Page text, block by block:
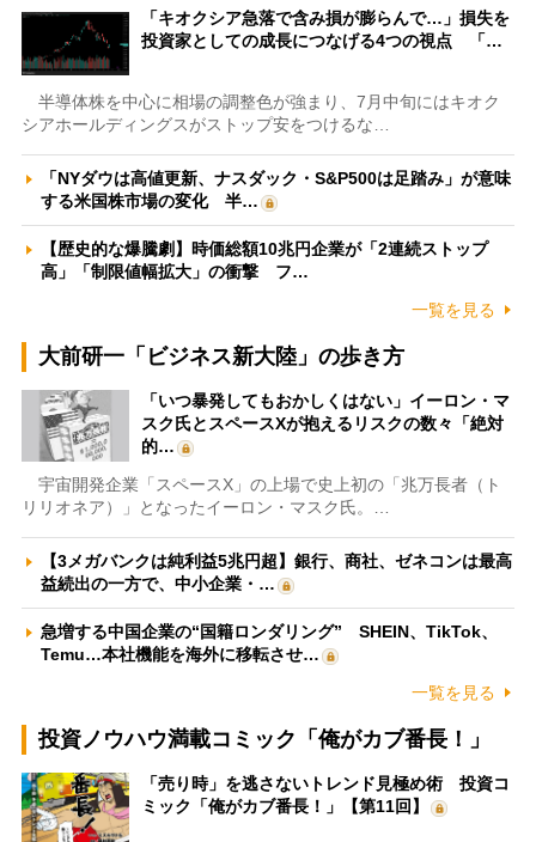
「キオクシア急落で含み損が膨らんで…」損失を
投資家としての成長につなげる4つの視点 「…
半導体株を中心に相場の調整色が強まり、7月中旬にはキオク
シアホールディングスがストップ安をつけるな…
「NYダウは高値更新、ナスダック・S&P500は足踏み」が意味
する米国株市場の変化 半…
【歴史的な爆騰劇】時価総額10兆円企業が「2連続ストップ
高」「制限値幅拡大」の衝撃 フ…
一覧を見る
大前研一「ビジネス新大陸」の歩き方
「いつ暴発してもおかしくはない」イーロン・マ
スク氏とスペースXが抱えるリスクの数々「絶対
的…
宇宙開発企業「スペースX」の上場で史上初の「兆万長者（ト
リリオネア）」となったイーロン・マスク氏。…
【3メガバンクは純利益5兆円超】銀行、商社、ゼネコンは最高
益続出の一方で、中小企業・…
急増する中国企業の“国籍ロンダリング” SHEIN、TikTok、
Temu…本社機能を海外に移転させ…
一覧を見る
投資ノウハウ満載コミック「俺がカブ番長！」
「売り時」を逃さないトレンド見極め術 投資コ
ミック「俺がカブ番長！」【第11回】